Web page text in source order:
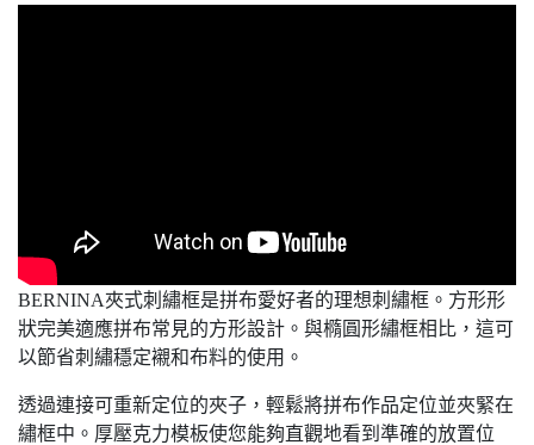
BERNINA夾式刺繡框是拼布愛好者的理想刺繡框。方形形
狀完美適應拼布常見的方形設計。與橢圓形繡框相比，這可
以節省刺繡穩定襯和布料的使用。
透過連接可重新定位的夾子，輕鬆將拼布作品定位並夾緊在
繡框中。厚壓克力模板使您能夠直觀地看到準確的放置位